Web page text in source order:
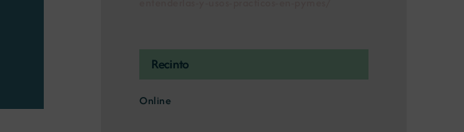
Recinto
Online